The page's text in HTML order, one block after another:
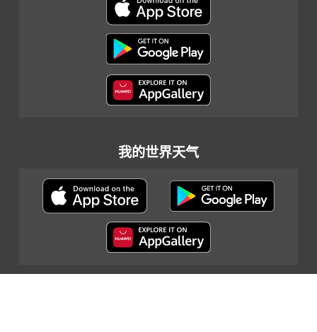
我的世界天气